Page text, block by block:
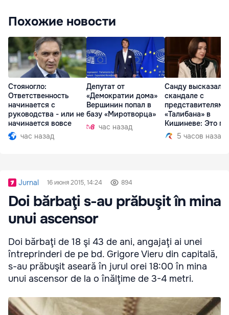
Похожие новости
Стояногло:
Ответственность
начинается с
руководства - или не
начинается вовсе
час назад
Депутат от
«Демократии дома»
Вершинин попал в
базу «Миротворца»
час назад
Санду
скандале с
представителями
«Талибана» в
Кишиневе: Это
5 часов назад
Jurnal 16 июня 2015, 14:24 894
Doi bărbaţi s-au prăbuşit în mina
unui ascensor
Doi bărbaţi de 18 şi 43 de ani, angajaţi ai unei
întreprinderi de pe bd. Grigore Vieru din capitală,
s-au prăbuşit aseară în jurul orei 18:00 în mina
unui ascensor de la o înălţime de 3-4 metri.